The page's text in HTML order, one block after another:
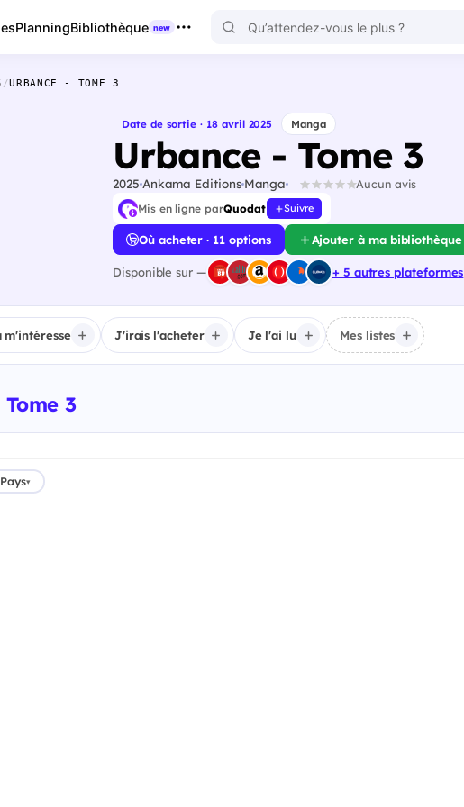
PlanningBibliothèque new
/URBANCE - TOME 3
Date de sortie · 18 avril 2025 Manga
Urbance - Tome 3
2025 Ankama EditionsManga Aucun avis
Mis en ligne parQuodat Suivre
Où acheter · 11 options Ajouter à ma bibliothèque
Disponible sur — + 5 autres plateformes
m'intéresse J'irais l'acheter Je l'ai lu Mes listes
3
Pays▾